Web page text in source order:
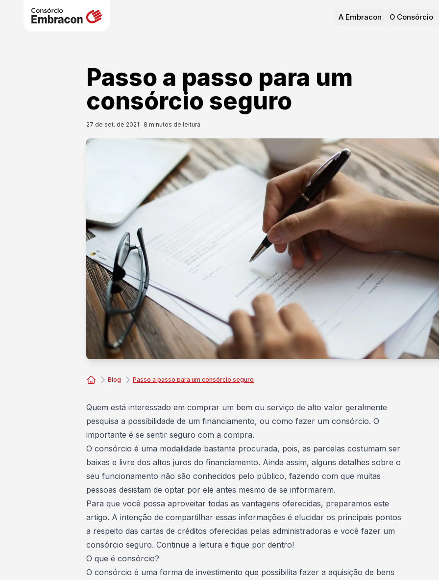
A Embracon O Consórcio
Passo a passo para um
consórcio seguro
27 de set. de 2021 8 minutos de leitura
Blog Passo a passo para um consórcio seguro
Quem está interessado em comprar um bem ou serviço de alto valor geralmente
pesquisa a possibilidade de um financiamento, ou como fazer um consórcio. O
importante é se sentir seguro com a compra.
O consórcio é uma modalidade bastante procurada, pois, as parcelas costumam ser
baixas e livre dos altos juros do financiamento. Ainda assim, alguns detalhes sobre o
seu funcionamento não são conhecidos pelo público, fazendo com que muitas
pessoas desistam de optar por ele antes mesmo de se informarem.
Para que você possa aproveitar todas as vantagens oferecidas, preparamos este
artigo. A intenção de compartilhar essas informações é elucidar os principais pontos
a respeito das cartas de créditos oferecidas pelas administradoras e você fazer um
consórcio seguro. Continue a leitura e fique por dentro!
O que é consórcio?
O consórcio é uma forma de investimento que possibilita fazer a aquisição de bens